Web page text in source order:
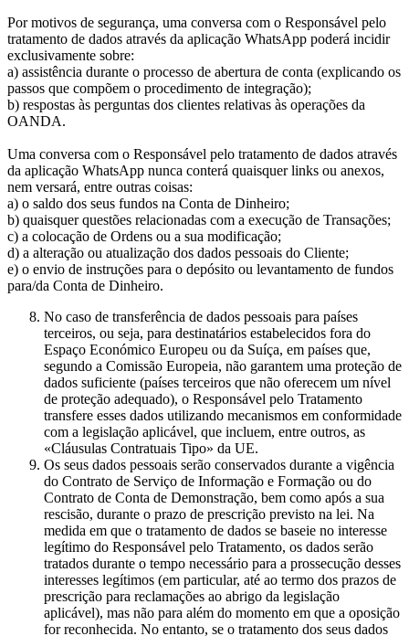
Por motivos de segurança, uma conversa com o Responsável pelo
tratamento de dados através da aplicação WhatsApp poderá incidir
exclusivamente sobre:
a) assistência durante o processo de abertura de conta (explicando os
passos que compõem o procedimento de integração);
b) respostas às perguntas dos clientes relativas às operações da
OANDA.
Uma conversa com o Responsável pelo tratamento de dados através
da aplicação WhatsApp nunca conterá quaisquer links ou anexos,
nem versará, entre outras coisas:
a) o saldo dos seus fundos na Conta de Dinheiro;
b) quaisquer questões relacionadas com a execução de Transações;
c) a colocação de Ordens ou a sua modificação;
d) a alteração ou atualização dos dados pessoais do Cliente;
e) o envio de instruções para o depósito ou levantamento de fundos
para/da Conta de Dinheiro.
No caso de transferência de dados pessoais para países
terceiros, ou seja, para destinatários estabelecidos fora do
Espaço Económico Europeu ou da Suíça, em países que,
segundo a Comissão Europeia, não garantem uma proteção de
dados suficiente (países terceiros que não oferecem um nível
de proteção adequado), o Responsável pelo Tratamento
transfere esses dados utilizando mecanismos em conformidade
com a legislação aplicável, que incluem, entre outros, as
«Cláusulas Contratuais Tipo» da UE.
Os seus dados pessoais serão conservados durante a vigência
do Contrato de Serviço de Informação e Formação ou do
Contrato de Conta de Demonstração, bem como após a sua
rescisão, durante o prazo de prescrição previsto na lei. Na
medida em que o tratamento de dados se baseie no interesse
legítimo do Responsável pelo Tratamento, os dados serão
tratados durante o tempo necessário para a prossecução desses
interesses legítimos (em particular, até ao termo dos prazos de
prescrição para reclamações ao abrigo da legislação
aplicável), mas não para além do momento em que a oposição
for reconhecida. No entanto, se o tratamento dos seus dados